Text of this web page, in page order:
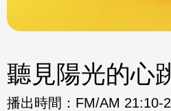
聽見陽光的心
播出時間： FM/AM 21:10-